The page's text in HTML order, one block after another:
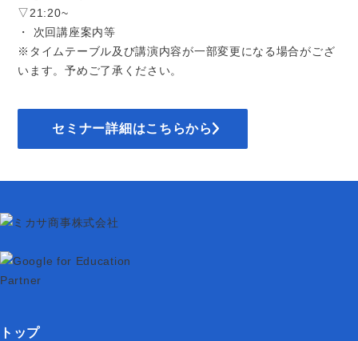
▽21:20~
・ 次回講座案内等
※タイムテーブル及び講演内容が一部変更になる場合がござ
います。予めご了承ください。
セミナー詳細はこちらから
トップ